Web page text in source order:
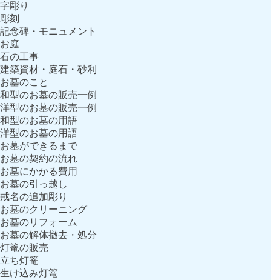
字彫り
彫刻
記念碑・モニュメント
お庭
石の工事
建築資材・庭石・砂利
お墓のこと
和型のお墓の販売一例
洋型のお墓の販売一例
和型のお墓の用語
洋型のお墓の用語
お墓ができるまで
お墓の契約の流れ
お墓にかかる費用
お墓の引っ越し
戒名の追加彫り
お墓のクリーニング
お墓のリフォーム
お墓の解体撤去・処分
灯篭の販売
立ち灯篭
生け込み灯篭